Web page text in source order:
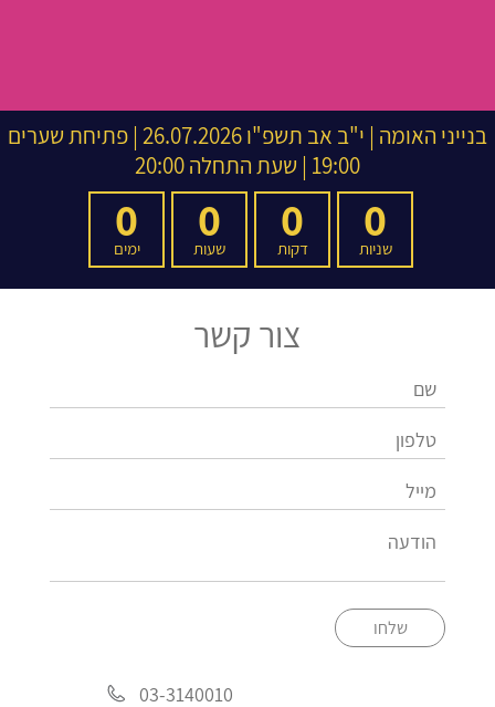
בנייני האומה | י"ב אב תשפ"ו
26.07.2026 | פתיחת שערים
19:00 | שעת התחלה 20:00
0
שניות
0
דקות
0
שעות
0
ימים
צור קשר
שלחו
03-3140010